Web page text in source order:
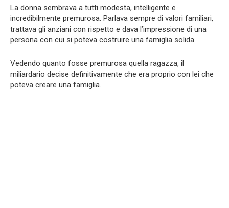
La donna sembrava a tutti modesta, intelligente e
incredibilmente premurosa. Parlava sempre di valori familiari,
trattava gli anziani con rispetto e dava l’impressione di una
persona con cui si poteva costruire una famiglia solida.
Vedendo quanto fosse premurosa quella ragazza, il
miliardario decise definitivamente che era proprio con lei che
poteva creare una famiglia.